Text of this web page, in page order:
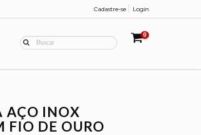
Cadastre-se Login
0
AÇO INOX
FIO DE OURO